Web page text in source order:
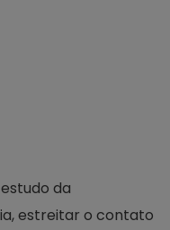
da
estreitar o contato